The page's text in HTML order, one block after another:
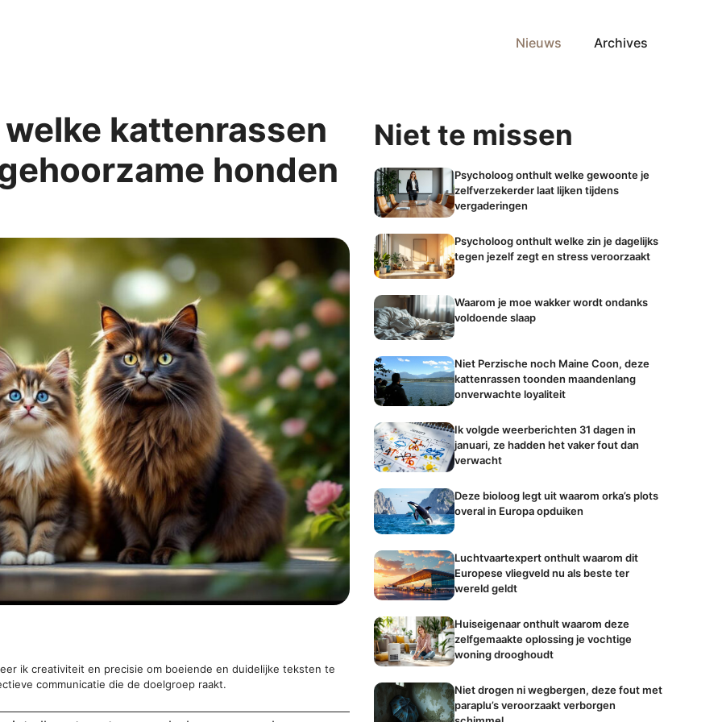
Nieuws Archives
kattenrassen
honden
ik creativiteit en precisie om boeiende en duidelijke teksten te
communicatie die de doelgroep raakt.
Niet te missen
Psycholoog onthult welke gewoonte je
zelfverzekerder laat lijken tijdens
vergaderingen
Psycholoog onthult welke zin je dagelijks
tegen jezelf zegt en stress veroorzaakt
Waarom je moe wakker wordt ondanks
voldoende slaap
Niet Perzische noch Maine Coon, deze
kattenrassen toonden maandenlang
onverwachte loyaliteit
Ik volgde weerberichten 31 dagen in
januari, ze hadden het vaker fout dan
verwacht
Deze bioloog legt uit waarom orka’s plots
overal in Europa opduiken
Luchtvaartexpert onthult waarom dit
Europese vliegveld nu als beste ter
wereld geldt
Huiseigenaar onthult waarom deze
zelfgemaakte oplossing je vochtige
woning drooghoudt
Niet drogen ni wegbergen, deze fout met
paraplu’s veroorzaakt verborgen